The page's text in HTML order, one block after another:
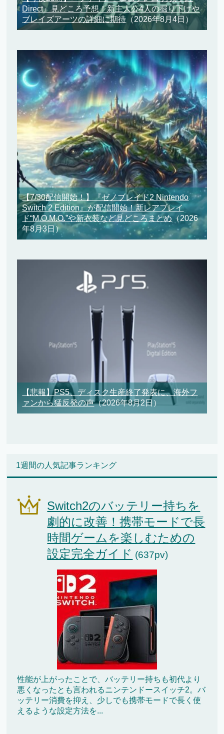
Direct』見どころ予想！新主人公4人の掘り下げや
ブレイズアーツの詳細に期待 （2026年8月4日）
【7/30配信開始！】『ゼノブレイド2 Nintendo
Switch 2 Edition』が配信開始！新レアブレイ
ド“M.O.M.O.”や新衣装など見どころまとめ（2026
年8月3日）
【悲報】PS5、ディスク生産終了発表に、海外フ
ァンから猛反発の声（2026年8月2日）
1週間の人気記事ランキング
Switch2のバッテリー持ちを
劇的に改善！携帯モードで長
時間ゲームを楽しむための
設定完全ガイド (637pv)
性能が上がったことで、バッテリー持ちも初代より
悪くなったとも言われるニンテンドースイッチ2。バ
ッテリー消費を抑え、少しでも携帯モードで長く使
えるような設定方法を...